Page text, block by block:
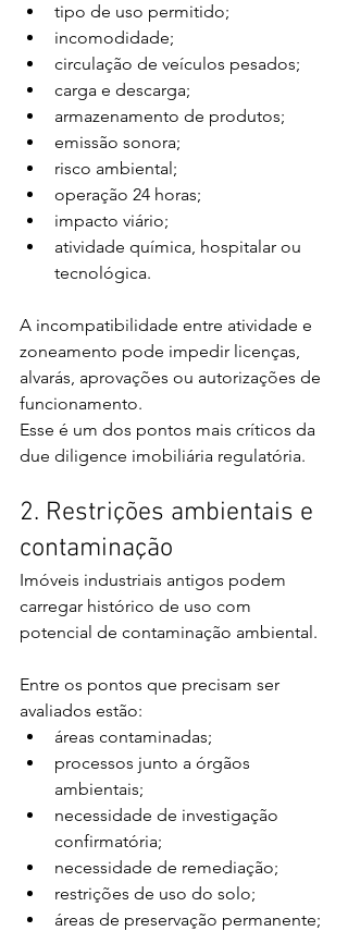
tipo de uso permitido;
incomodidade;
circulação de veículos pesados;
carga e descarga;
armazenamento de produtos;
emissão sonora;
risco ambiental;
operação 24 horas;
impacto viário;
atividade química, hospitalar ou
tecnológica.
A incompatibilidade entre atividade e
zoneamento pode impedir licenças,
alvarás, aprovações ou autorizações de
funcionamento.
Esse é um dos pontos mais críticos da
due diligence imobiliária regulatória.
2. Restrições ambientais e
contaminação
Imóveis industriais antigos podem
carregar histórico de uso com
potencial de contaminação ambiental.
Entre os pontos que precisam ser
avaliados estão:
áreas contaminadas;
processos junto a órgãos
ambientais;
necessidade de investigação
confirmatória;
necessidade de remediação;
restrições de uso do solo;
áreas de preservação permanente;